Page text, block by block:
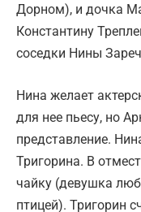
Дорном), и дочка
Константину
соседки Нины
Нина желает
для нее пьесу, но
представление.
Тригорина. В
чайку (девушка
птицей). Тригорин